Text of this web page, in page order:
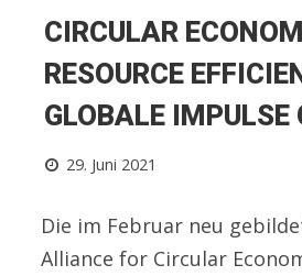
CIRCULAR
RESOURCE
GLOBALE IMPULSE
29. Juni 2021
Die im Februar neu
Alliance for Circular